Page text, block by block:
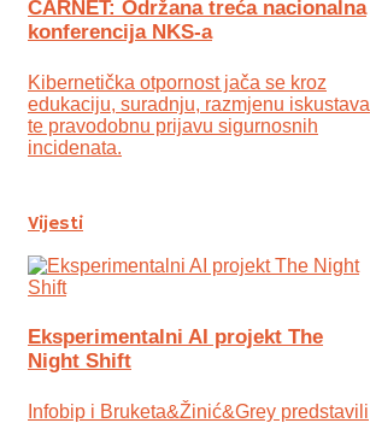
CARNET: Održana treća nacionalna
konferencija NKS-a
Kibernetička otpornost jača se kroz
edukaciju, suradnju, razmjenu iskustava
te pravodobnu prijavu sigurnosnih
incidenata.
Vijesti
Eksperimentalni AI projekt The
Night Shift
Infobip i Bruketa&Žinić&Grey predstavili